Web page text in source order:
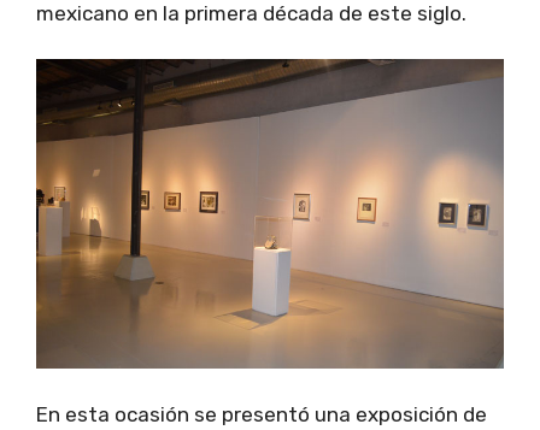
mexicano en la primera década de este siglo.
En esta ocasión se presentó una exposición de